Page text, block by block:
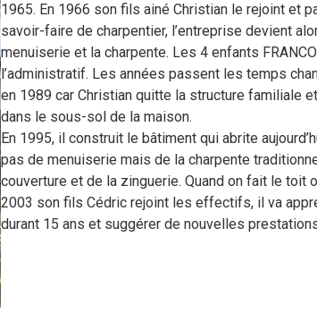
1965. En 1966 son fils ainé Christian le rejoint et
savoir-faire de charpentier, l’entreprise devient
menuiserie et la charpente. Les 4 enfants
l’administratif. Les années passent les temps
en 1989 car Christian quitte la structure familiale
dans le sous-sol de la maison.
En 1995, il construit le bâtiment qui abrite
pas de menuiserie mais de la charpente
couverture et de la zinguerie. Quand on fait le toit
2003 son fils Cédric rejoint les effectifs, il va
durant 15 ans et suggérer de nouvelles